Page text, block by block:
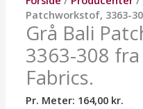
Patchworkstof, 3363-
Grå Bali
3363-308
Fabrics.
Pr. Meter: 164,00 kr.
Fabrics.
antal